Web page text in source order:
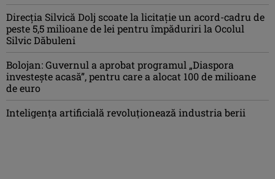
Direcția Silvică Dolj scoate la licitație un acord-cadru de
peste 5,5 milioane de lei pentru împăduriri la Ocolul
Silvic Dăbuleni
Bolojan: Guvernul a aprobat programul „Diaspora
investeşte acasă”, pentru care a alocat 100 de milioane
de euro
Inteligența artificială revoluționează industria berii